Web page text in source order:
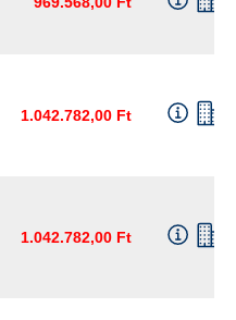
1.042.782,00 Ft
1.042.782,00 Ft